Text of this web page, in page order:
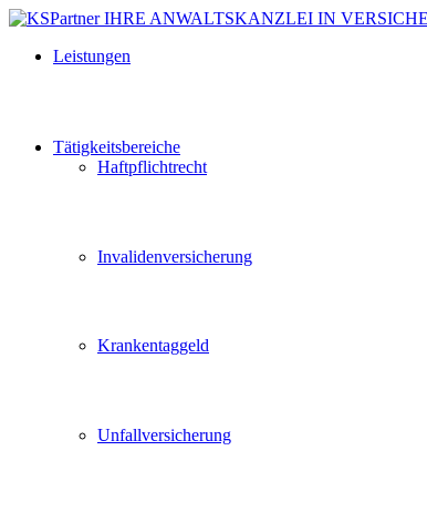
Leistungen
Tätigkeitsbereiche
Haftpflichtrecht
Invalidenversicherung
Krankentaggeld
Unfallversicherung